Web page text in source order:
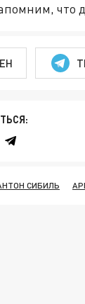
что
СИБИЛЬ